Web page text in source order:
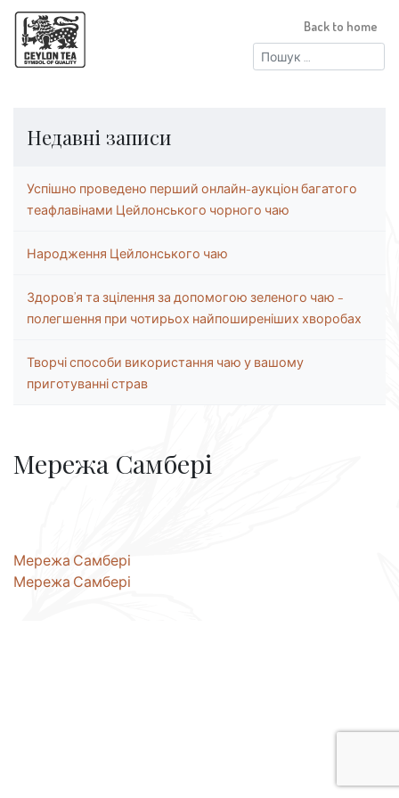
Пошук:
Back to home
Недавні записи
Успішно проведено перший онлайн-аукціон багатого
теафлавінами Цейлонського чорного чаю
Народження Цейлонського чаю
Здоров’я та зцілення за допомогою зеленого чаю –
полегшення при чотирьох найпоширеніших хворобах
Творчі способи використання чаю у вашому
приготуванні страв
Мережа Самбері
Навігація
записів
Мережа Самбері
Мережа Самбері